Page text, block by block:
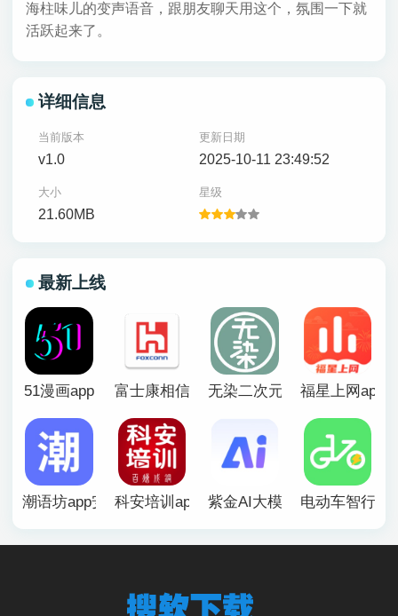
海柱味儿的变声语音，跟朋友聊天用这个，氛围一下就
活跃起来了。
详细信息
当前版本
v1.0
更新日期
2025-10-11 23:49:52
大小
21.60MB
星级
最新上线
51漫画app 富士康相信app官方版无染二次元漫画app福星上网app
潮语坊app安卓官方版
科安培训app 紫金AI大模型app电动车智行